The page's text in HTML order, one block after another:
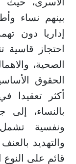
بينهم نساء
إداريا دون
احتجاز قاسية
الصحية،
الحقوق
أكثر تعقيدا
بالنساء، إلى
ونفسية تشمل
والتهديد
قائم على النوع